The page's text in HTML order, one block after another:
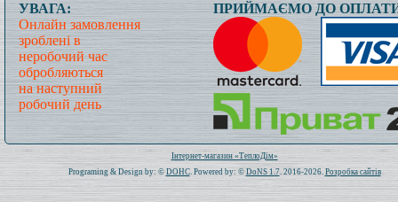
УВАГА:
Онлайн замовлення
зроблені в
неробочий час
обробляються
на наступний
робочий день
ПРИЙМАЄМО ДО
Всього: 1020861 Сьогодні: 478
Інтернет-магазин «ТеплоДім»
Programing & Design by: © DOHC. Powered by: © DoNS 1.7. 2016-2026. Розробка сайтів